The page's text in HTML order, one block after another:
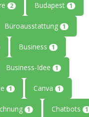
2 Budapest 1
Büroausstattung 1
Business 1
Business-Idee 1
1 Canva 1
1 Chatbots 1